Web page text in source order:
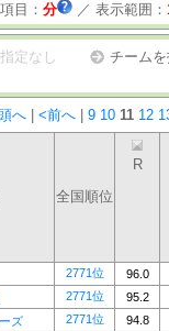
項目： 分 ／ 表示範囲：
指定なし チーム
へ <前へ 9 10 11 12
全国順位
R
2771位
96.0
2771位
95.2
ズ 2771位
94.8